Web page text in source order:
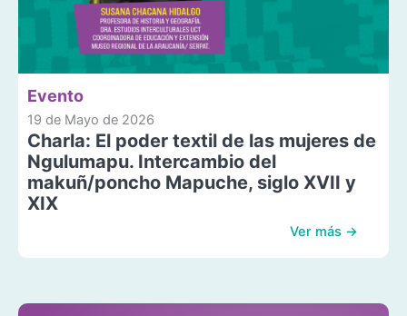
Evento
19 de Mayo de 2026
Charla: El poder textil de las mujeres de
Ngulumapu. Intercambio del
makuñ/poncho Mapuche, siglo XVII y
XIX
Ver más →